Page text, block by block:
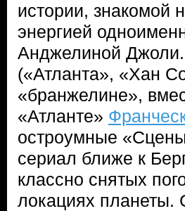
истории, знакомой
энергией
Анджелиной
(«Атланта», «Хан
«бранжелине»,
«Атланте»
остроумные
сериал ближе к
классно снятых
локациях